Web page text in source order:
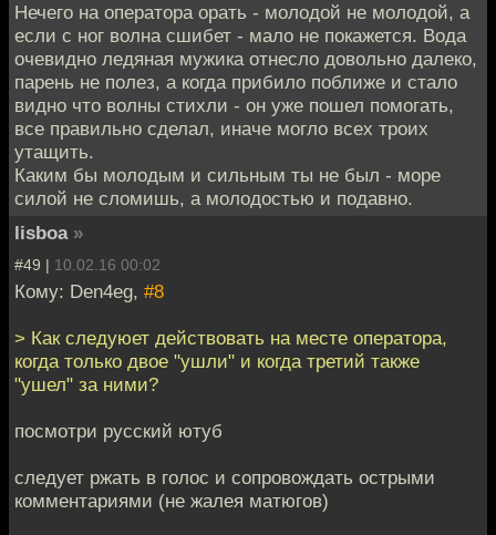
Нечего на оператора орать - молодой не молодой, а
если с ног волна сшибет - мало не покажется. Вода
очевидно ледяная мужика отнесло довольно далеко,
парень не полез, а когда прибило поближе и стало
видно что волны стихли - он уже пошел помогать,
все правильно сделал, иначе могло всех троих
утащить.
Каким бы молодым и сильным ты не был - море
силой не сломишь, а молодостью и подавно.
lisboa »
#49 | 10.02.16 00:02
Кому: Den4eg, #8
> Как следуюет действовать на месте оператора,
когда только двое "ушли" и когда третий также
"ушел" за ними?
посмотри русский ютуб
следует ржать в голос и сопровождать острыми
комментариями (не жалея матюгов)